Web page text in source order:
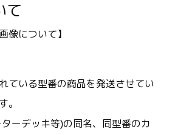
て
像について】
ている型番の商品を発送させてい
。
ーデッキ等)の同名、同型番のカ